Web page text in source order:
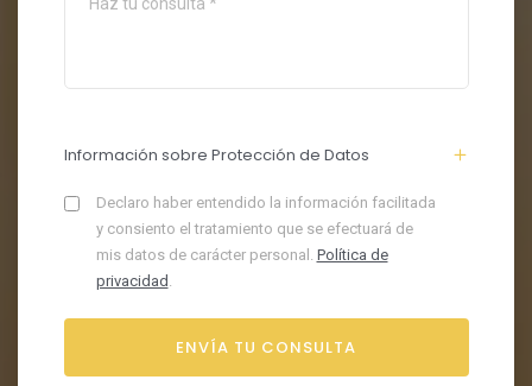
Información sobre Protección de Datos
Declaro haber entendido la información facilitada
y consiento el tratamiento que se efectuará de
mis datos de carácter personal. Política de
privacidad .